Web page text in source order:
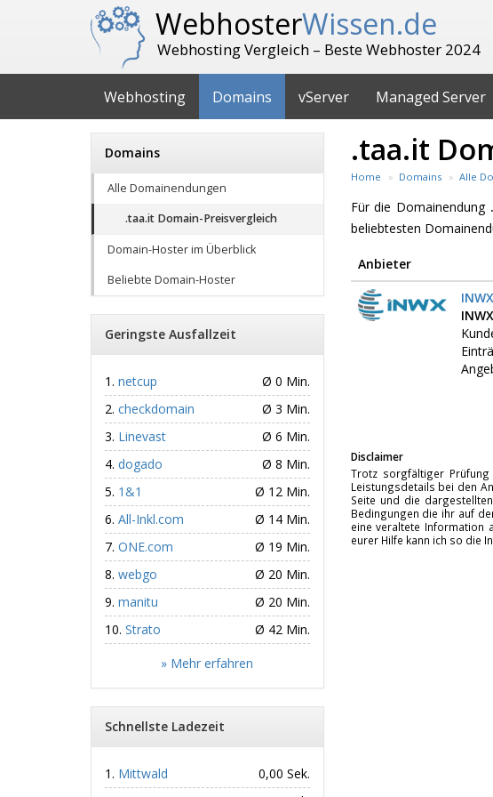
WebhosterWissen.de
Webhosting Vergleich – Beste Webhoster 2024
Webhosting Domains vServer Managed Server
.taa.it
Home Domains Alle
Für die Domainendung
beliebtesten
Anbieter
INWX
INWX
Disclaimer
Trotz sorgfältiger
Leistungsdetails bei den
Seite und die
Bedingungen die ihr auf
eine veraltete Information
eurer Hilfe kann ich so die
Domains
Alle Domainendungen
.taa.it Domain-Preisvergleich
Domain-Hoster im Überblick
Beliebte Domain-Hoster
Geringste Ausfallzeit
netcup
Ø 0 Min.
checkdomain
Ø 3 Min.
Linevast
Ø 6 Min.
dogado
Ø 8 Min.
1&1
Ø 12 Min.
All-Inkl.com
Ø 14 Min.
ONE.com
Ø 19 Min.
webgo
Ø 20 Min.
manitu
Ø 20 Min.
Strato
Ø 42 Min.
» Mehr erfahren
Schnellste Ladezeit
Mittwald
0,00 Sek.